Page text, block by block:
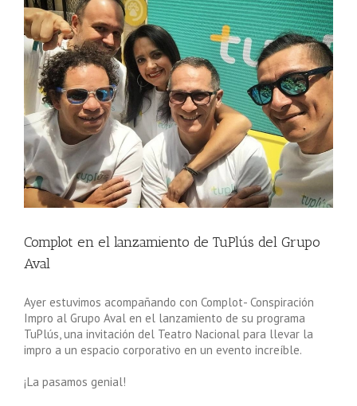
Complot en el lanzamiento de TuPlús del Grupo
Aval
Ayer estuvimos acompañando con Complot- Conspiración
Impro al Grupo Aval en el lanzamiento de su programa
TuPlús, una invitación del Teatro Nacional para llevar la
impro a un espacio corporativo en un evento increíble.
¡La pasamos genial!